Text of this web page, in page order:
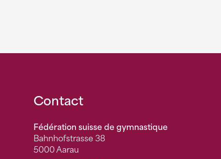
Fusszeile
Contact
Fédération suisse de gymnastique
Bahnhofstrasse 38
5000 Aarau